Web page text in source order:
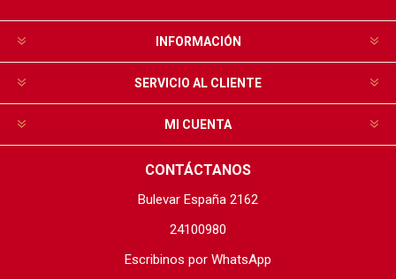
INFORMACIÓN
SERVICIO AL CLIENTE
MI CUENTA
CONTÁCTANOS
Bulevar España 2162
24100980
Escribinos por WhatsApp